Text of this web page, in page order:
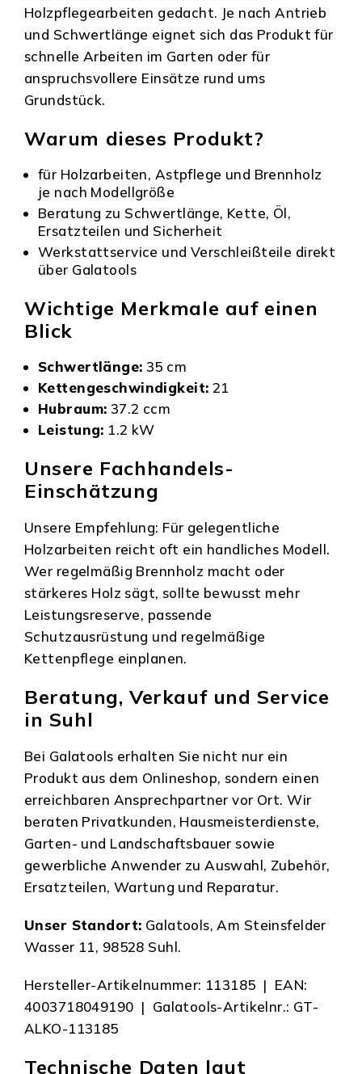
Holzpflegearbeiten gedacht. Je nach Antrieb
und Schwertlänge eignet sich das Produkt für
schnelle Arbeiten im Garten oder für
anspruchsvollere Einsätze rund ums
Grundstück.
Warum dieses Produkt?
für Holzarbeiten, Astpflege und Brennholz
je nach Modellgröße
Beratung zu Schwertlänge, Kette, Öl,
Ersatzteilen und Sicherheit
Werkstattservice und Verschleißteile direkt
über Galatools
Wichtige Merkmale auf einen
Blick
Schwertlänge: 35 cm
Kettengeschwindigkeit: 21
Hubraum: 37.2 ccm
Leistung: 1.2 kW
Unsere Fachhandels-
Einschätzung
Unsere Empfehlung: Für gelegentliche
Holzarbeiten reicht oft ein handliches Modell.
Wer regelmäßig Brennholz macht oder
stärkeres Holz sägt, sollte bewusst mehr
Leistungsreserve, passende
Schutzausrüstung und regelmäßige
Kettenpflege einplanen.
Beratung, Verkauf und Service
in Suhl
Bei Galatools erhalten Sie nicht nur ein
Produkt aus dem Onlineshop, sondern einen
erreichbaren Ansprechpartner vor Ort. Wir
beraten Privatkunden, Hausmeisterdienste,
Garten- und Landschaftsbauer sowie
gewerbliche Anwender zu Auswahl, Zubehör,
Ersatzteilen, Wartung und Reparatur.
Unser Standort: Galatools, Am Steinsfelder
Wasser 11, 98528 Suhl.
Hersteller-Artikelnummer: 113185 | EAN:
4003718049190 | Galatools-Artikelnr.: GT-
ALKO-113185
Technische Daten laut